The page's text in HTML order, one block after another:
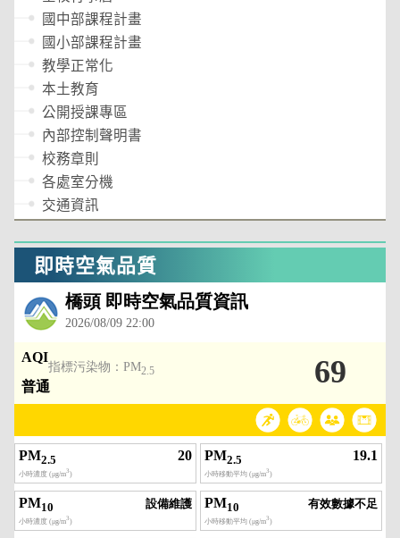
國中部課程計畫
國小部課程計畫
教學正常化
本土教育
公開授課專區
內部控制聲明書
校務章則
各處室分機
交通資訊
即時空氣品質